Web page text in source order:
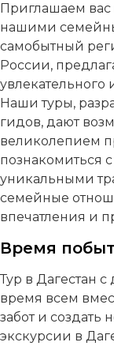
Приглашаем вас
нашими
самобытный
России,
увлекательного
Наши туры,
гидов, дают
великолепием
познакомиться
уникальными
семейные
впечатления и
Время
Тур в Дагестан
время всем
забот и
экскурсии в